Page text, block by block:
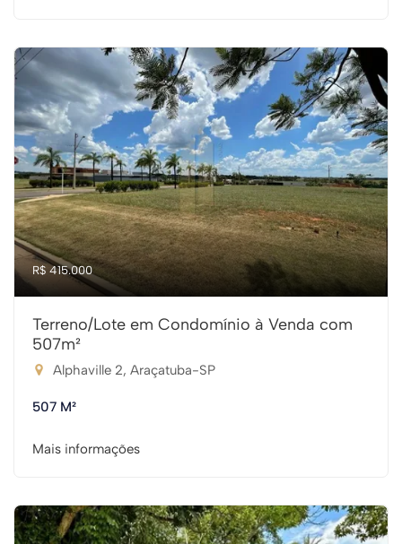
R$ 415.000
Terreno/Lote em Condomínio à Venda com
507m²
Alphaville 2, Araçatuba-SP
507 M²
Mais informações